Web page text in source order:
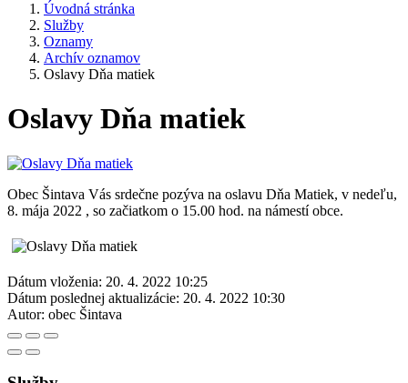
Úvodná stránka
Služby
Oznamy
Archív oznamov
Oslavy Dňa matiek
Oslavy Dňa matiek
Obec Šintava Vás srdečne pozýva na oslavu Dňa Matiek, v nedeľu,
8. mája 2022 , so začiatkom o 15.00 hod. na námestí obce.
Dátum vloženia: 20. 4. 2022 10:25
Dátum poslednej aktualizácie: 20. 4. 2022 10:30
Autor: obec Šintava